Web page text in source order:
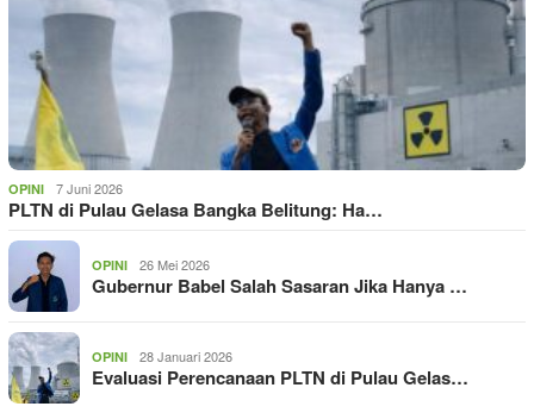
OPINI 7 Juni 2026
PLTN di Pulau Gelasa Bangka Belitung: Ha…
OPINI 26 Mei 2026
Gubernur Babel Salah Sasaran Jika Hanya …
OPINI 28 Januari 2026
Evaluasi Perencanaan PLTN di Pulau Gelas…